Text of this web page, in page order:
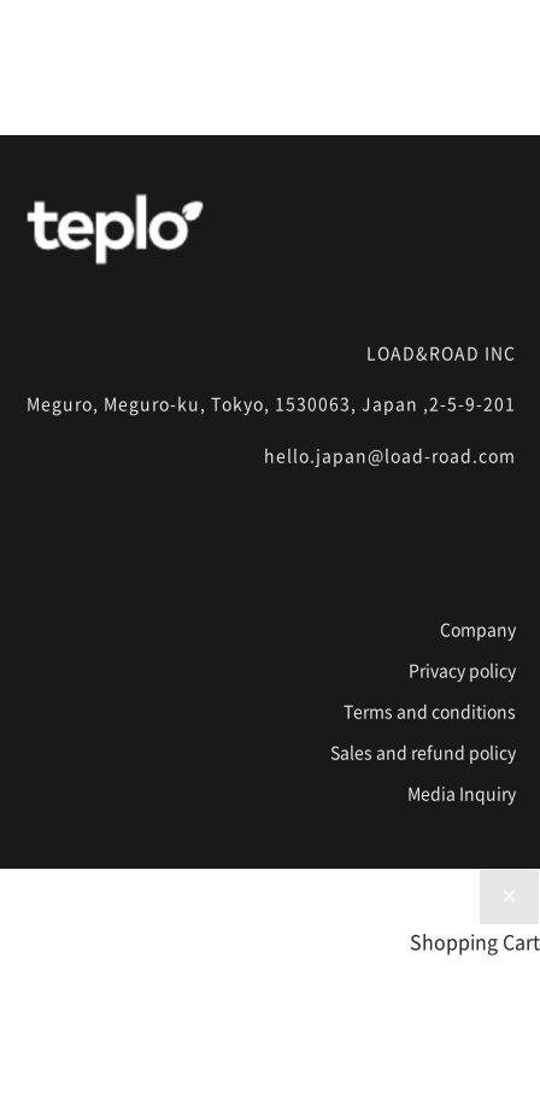
LOAD&ROAD INC
2-5-9-201, Meguro, Meguro-ku, Tokyo, 1530063, Japan
hello.japan@load-road.com
Company
Privacy policy
Terms and conditions
Sales and refund policy
Media Inquiry
Shopping Cart